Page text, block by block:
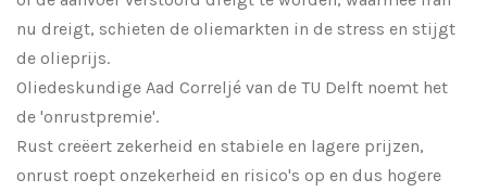
nu dreigt, schieten de oliemarkten in de stress en stijgt
de olieprijs.
Oliedeskundige Aad Correljé van de TU Delft noemt het
de 'onrustpremie'.
Rust creëert zekerheid en stabiele en lagere prijzen,
onrust roept onzekerheid en risico's op en dus hogere